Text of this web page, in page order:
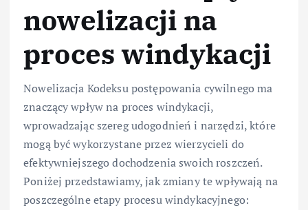
nowelizacji na
proces windykacji
Nowelizacja Kodeksu postępowania cywilnego ma
znaczący wpływ na proces windykacji,
wprowadzając szereg udogodnień i narzędzi, które
mogą być wykorzystane przez wierzycieli do
efektywniejszego dochodzenia swoich roszczeń.
Poniżej przedstawiamy, jak zmiany te wpływają na
poszczególne etapy procesu windykacyjnego: